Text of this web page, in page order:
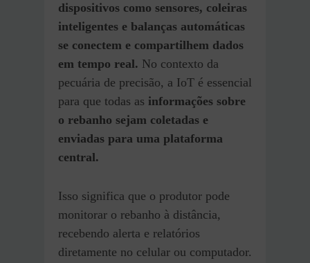
dispositivos como sensores, coleiras
inteligentes e balanças automáticas
se conectem e compartilhem dados
em tempo real. No contexto da
pecuária de precisão, a IoT é essencial
para que todas as informações sobre
o rebanho sejam coletadas e
enviadas para uma plataforma
central.
Isso significa que o produtor pode
monitorar o rebanho à distância,
recebendo alerta e relatórios
diretamente no celular ou computador.